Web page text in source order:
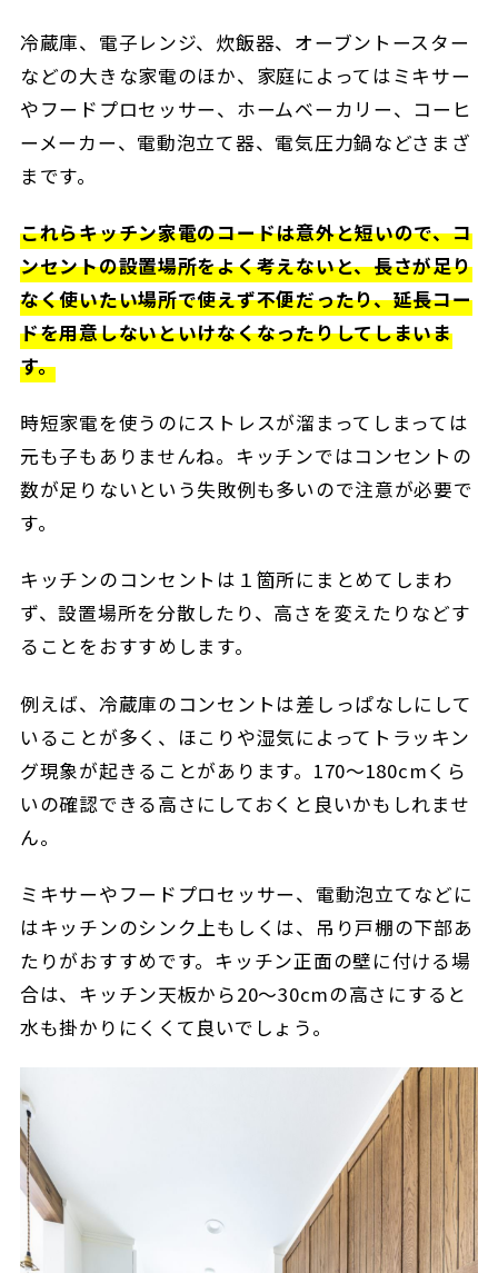
冷蔵庫、電子レンジ、炊飯器、オーブントースター
などの大きな家電のほか、家庭によってはミキサー
やフードプロセッサー、ホームベーカリー、コーヒ
ーメーカー、電動泡立て器、電気圧力鍋などさまざ
まです。
これらキッチン家電のコードは意外と短いので、コ
ンセントの設置場所をよく考えないと、長さが足り
なく使いたい場所で使えず不便だったり、延長コー
ドを用意しないといけなくなったりしてしまいま
す。
時短家電を使うのにストレスが溜まってしまっては
元も子もありませんね。キッチンではコンセントの
数が足りないという失敗例も多いので注意が必要で
す。
キッチンのコンセントは１箇所にまとめてしまわ
ず、設置場所を分散したり、高さを変えたりなどす
ることをおすすめします。
例えば、冷蔵庫のコンセントは差しっぱなしにして
いることが多く、ほこりや湿気によってトラッキン
グ現象が起きることがあります。170～180cmくら
いの確認できる高さにしておくと良いかもしれませ
ん。
ミキサーやフードプロセッサー、電動泡立てなどに
はキッチンのシンク上もしくは、吊り戸棚の下部あ
たりがおすすめです。キッチン正面の壁に付ける場
合は、キッチン天板から20～30cmの高さにすると
水も掛かりにくくて良いでしょう。